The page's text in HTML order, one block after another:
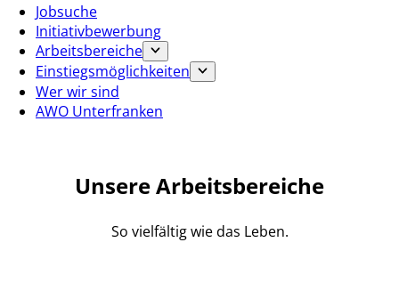
Jobsuche
Initiativbewerbung
Arbeitsbereiche
Einstiegsmöglichkeiten
Wer wir sind
AWO Unterfranken
Unsere Arbeitsbereiche
So vielfältig wie das Leben.